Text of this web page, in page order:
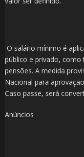
O salário mínimo é
público e privado,
pensões. A medida
Nacional para
Caso passe, será
Anúncios